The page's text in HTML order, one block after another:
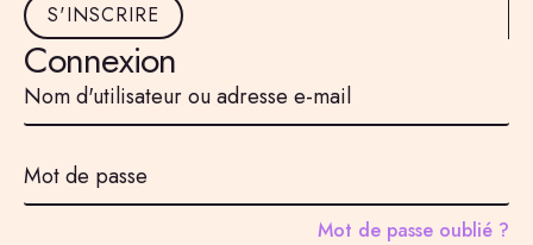
S'INSCRIRE
Connexion
Nom
d'utilisateur
ou
e-
mail
*
Mot
de
passe
Mot de passe oublié ?